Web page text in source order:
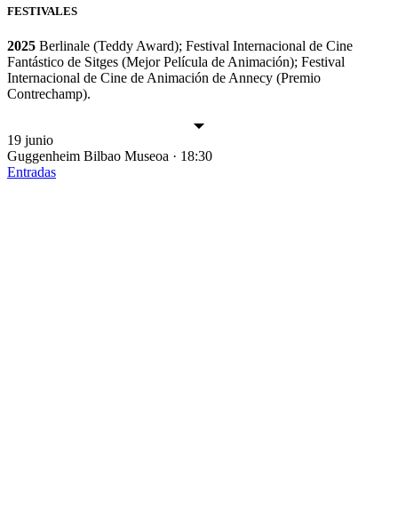
FESTIVALES
2025 Berlinale (Teddy Award); Festival Internacional de Cine
Fantástico de Sitges (Mejor Película de Animación); Festival
Internacional de Cine de Animación de Annecy (Premio
Contrechamp).
19 junio
Guggenheim Bilbao Museoa · 18:30
Entradas